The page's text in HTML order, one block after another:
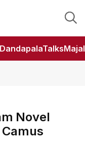
DandapalaTalks
Novel